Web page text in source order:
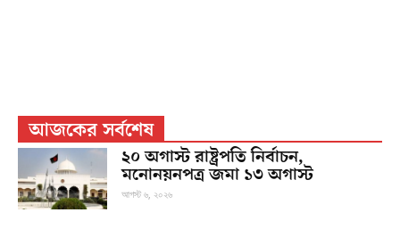
আজকের সর্বশেষ
২০ অগাস্ট রাষ্ট্রপতি নির্বাচন,
মনোনয়নপত্র জমা ১৩ অগাস্ট
আগস্ট ৬, ২০২৬